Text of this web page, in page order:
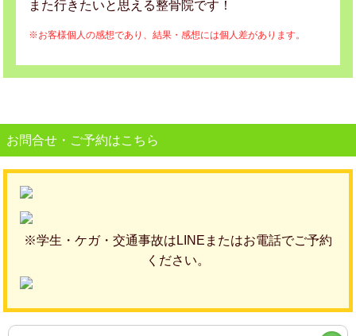
また行きたいと思える整骨院です！
※お客様個人の感想であり、結果・感想には個人差があります。
お問合せ・ご予約はこちら
※学生・ケガ・交通事故はLINEまたはお電話でご予約
ください。